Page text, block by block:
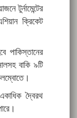
টুর্নামেন্টের
ক্রিকেট
পাকিস্তানের
বাকি ৯টি
দ্বৈরথ